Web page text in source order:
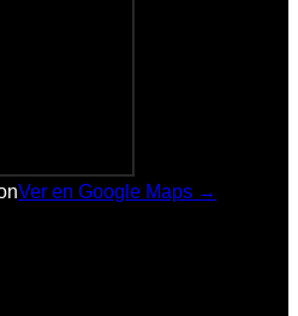
Ver en Google Maps →